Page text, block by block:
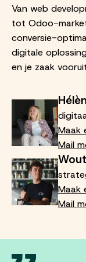
Van web
tot Odoo-
conversie-
digitale
en je zaak
Maak
Mail
Maak
Mail